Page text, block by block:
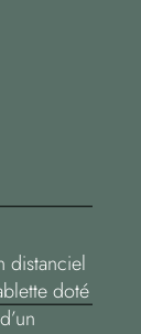
distanciel
doté